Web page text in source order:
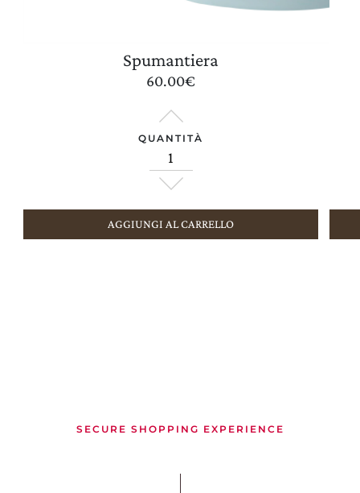
Spumantiera
60.00€
QUANTITÀ
AGGIUNGI AL CARRELLO
SECURE SHOPPING EXPERIENCE